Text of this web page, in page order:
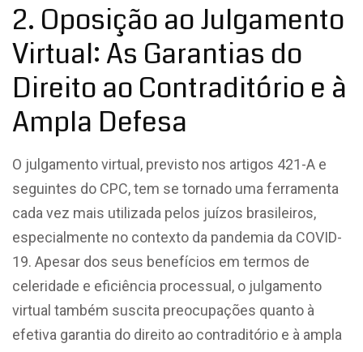
2. Oposição ao Julgamento
Virtual: As Garantias do
Direito ao Contraditório e à
Ampla Defesa
O julgamento virtual, previsto nos artigos 421-A e
seguintes do CPC, tem se tornado uma ferramenta
cada vez mais utilizada pelos juízos brasileiros,
especialmente no contexto da pandemia da COVID-
19. Apesar dos seus benefícios em termos de
celeridade e eficiência processual, o julgamento
virtual também suscita preocupações quanto à
efetiva garantia do direito ao contraditório e à ampla